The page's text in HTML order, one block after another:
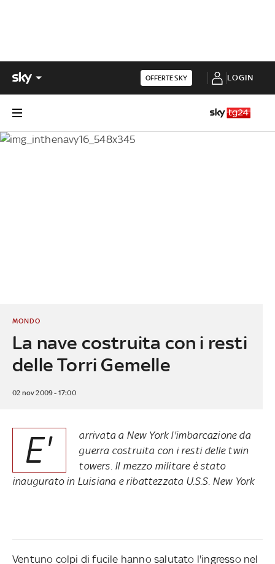
OFFERTE SKY LOGIN
La nave costruita con i resti
delle Torri Gemelle
MONDO
02 nov 2009 - 17:00
E'
arrivata a New York l'imbarcazione da
guerra costruita con i resti delle twin
towers. Il mezzo militare è stato
inaugurato in Luisiana e ribattezzata U.S.S. New York
Ventuno colpi di fucile hanno salutato l'ingresso nel